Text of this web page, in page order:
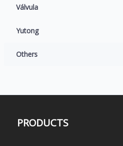
Válvula
Yutong
Others
PRODUCTS